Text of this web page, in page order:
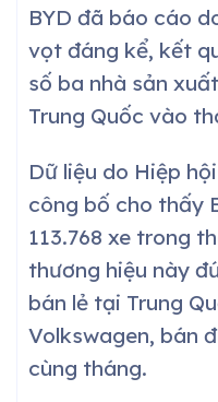
BYD đã báo cáo
vọt đáng kể, kết
số ba nhà sản
Trung Quốc vào
Dữ liệu do Hiệp
công bố cho thấy
113.768 xe trong
thương hiệu này
bán lẻ tại Trung
Volkswagen, bán
cùng tháng.